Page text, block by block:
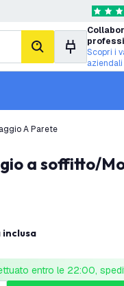
4.6
cerca
Scopri i
aziendali
A Parete
a soffitto/
inclusa
entro le 22:00,